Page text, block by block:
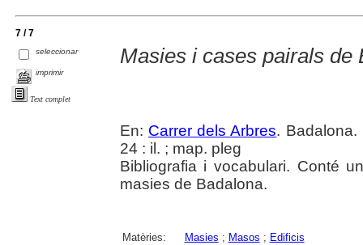
7 / 7
seleccionar
imprimir
Text complet
Masies i cases pairals de
En: Carrer dels Arbres. Badalona.
24 : il. ; map. pleg
Bibliografia i vocabulari. Conté
masies de Badalona.
Matèries: Masies ; Masos ; Edificis